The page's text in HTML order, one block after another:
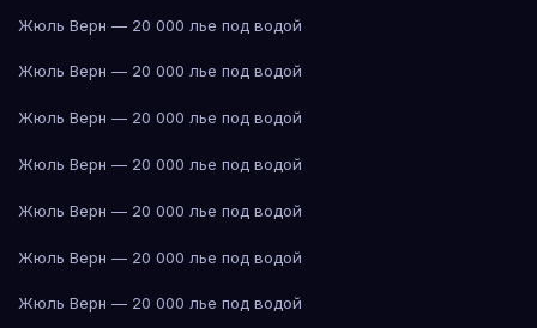
Жюль Верн — 20 000 лье под водой
Жюль Верн — 20 000 лье под водой
Жюль Верн — 20 000 лье под водой
Жюль Верн — 20 000 лье под водой
Жюль Верн — 20 000 лье под водой
Жюль Верн — 20 000 лье под водой
Жюль Верн — 20 000 лье под водой